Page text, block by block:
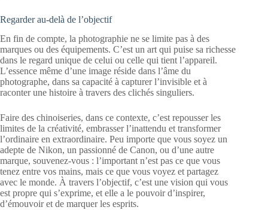
Regarder au-delà de l’objectif
En fin de compte, la photographie ne se limite pas à des
marques ou des équipements. C’est un art qui puise sa richesse
dans le regard unique de celui ou celle qui tient l’appareil.
L’essence même d’une image réside dans l’âme du
photographe, dans sa capacité à capturer l’invisible et à
raconter une histoire à travers des clichés singuliers.
Faire des chinoiseries, dans ce contexte, c’est repousser les
limites de la créativité, embrasser l’inattendu et transformer
l’ordinaire en extraordinaire. Peu importe que vous soyez un
adepte de Nikon, un passionné de Canon, ou d’une autre
marque, souvenez-vous : l’important n’est pas ce que vous
tenez entre vos mains, mais ce que vous voyez et partagez
avec le monde. À travers l’objectif, c’est une vision qui vous
est propre qui s’exprime, et elle a le pouvoir d’inspirer,
d’émouvoir et de marquer les esprits.